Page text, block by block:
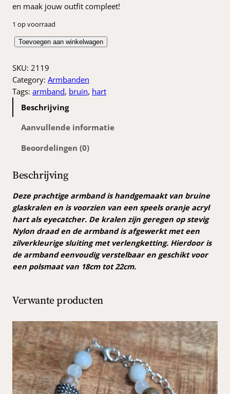
en maak jouw outfit compleet!
1 op voorraad
u
i
n
e
r
l
e
n
a
r
m
b
d
a
n
t
a
l
Toevoegen aan winkelwagen
SKU: 2119
Category: Armbanden
Tags: armband, bruin, hart
Beschrijving
Aanvullende informatie
Beoordelingen (0)
Beschrijving
Deze prachtige armband is handgemaakt van bruine
glaskralen en is voorzien van een speels oranje acryl
hart als eyecatcher. De kralen zijn geregen op stevig
Nylon draad en de armband is afgewerkt met een
zilverkleurige sluiting met verlengketting. Hierdoor is
de armband eenvoudig verstelbaar en geschikt voor
een polsmaat van 18cm tot 22cm.
Verwante producten